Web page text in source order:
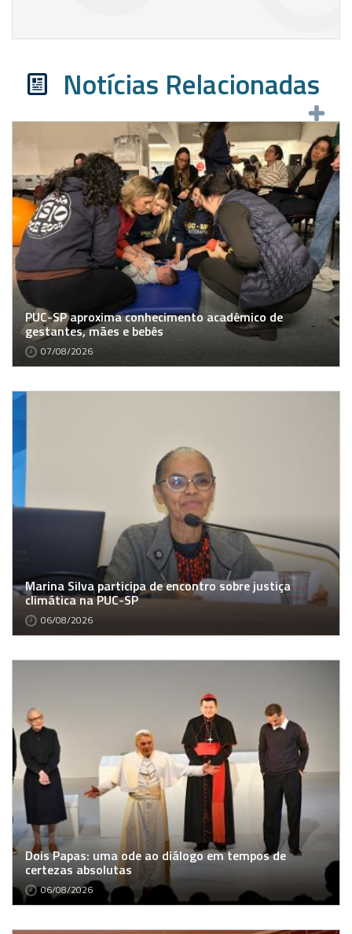
Notícias Relacionadas
PUC-SP aproxima conhecimento acadêmico de
gestantes, mães e bebês
07/08/2026
Marina Silva participa de encontro sobre justiça
climática na PUC-SP
06/08/2026
Dois Papas: uma ode ao diálogo em tempos de
certezas absolutas
06/08/2026